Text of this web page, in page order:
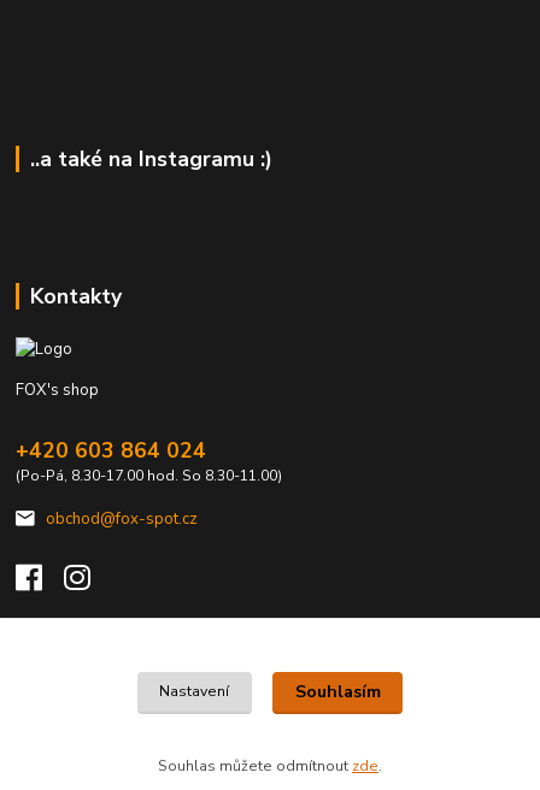
..a také na Instagramu :)
Kontakty
FOX's shop
+420 603 864 024
(Po-Pá, 8.30-17.00 hod. So 8.30-11.00)
obchod@fox-spot.cz
Upravit sběr cookies.
FOX's elektro z vašeho města
Nastavení Souhlasím
Souhlas můžete odmítnout zde.